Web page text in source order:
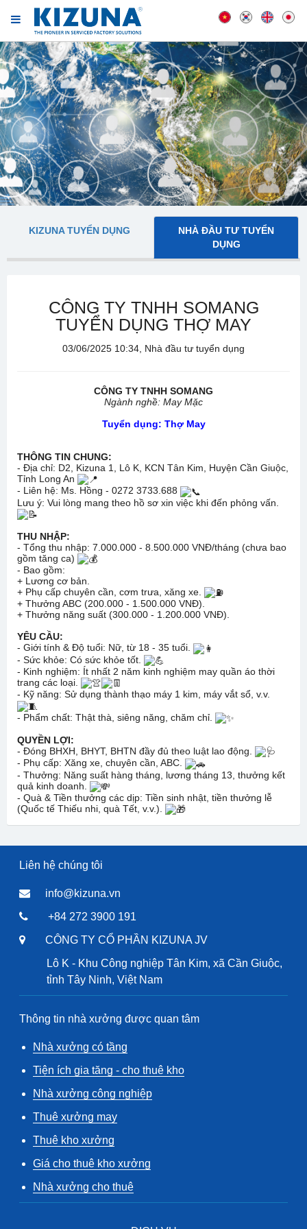
KIZUNA TUYỂN DỤNG
NHÀ ĐẦU TƯ TUYỂN
DỤNG
CÔNG TY TNHH SOMANG
TUYỂN DỤNG THỢ MAY
03/06/2025 10:34, Nhà đầu tư tuyển dụng
CÔNG TY TNHH SOMANG
Ngành nghề: May Mặc
Tuyển dụng: Thợ May
THÔNG TIN CHUNG:
- Địa chỉ: D2, Kizuna 1, Lô K, KCN Tân Kim, Huyện Cần Giuộc,
Tỉnh Long An
- Liên hệ: Ms. Hồng - 0272 3733.688
Lưu ý: Vui lòng mang theo hồ sơ xin việc khi đến phỏng vấn.
THU NHẬP:
- Tổng thu nhập: 7.000.000 - 8.500.000 VNĐ/tháng (chưa bao
gồm tăng ca)
- Bao gồm:
+ Lương cơ bản.
+ Phụ cấp chuyên cần, cơm trưa, xăng xe.
+ Thưởng ABC (200.000 - 1.500.000 VNĐ).
+ Thưởng năng suất (300.000 - 1.200.000 VNĐ).
YÊU CẦU:
- Giới tính & Độ tuổi: Nữ, từ 18 - 35 tuổi.
- Sức khỏe: Có sức khỏe tốt.
- Kinh nghiệm: Ít nhất 2 năm kinh nghiệm may quần áo thời
trang các loại.
- Kỹ năng: Sử dụng thành thạo máy 1 kim, máy vắt sổ, v.v.
- Phẩm chất: Thật thà, siêng năng, chăm chỉ.
QUYỀN LỢI:
- Đóng BHXH, BHYT, BHTN đầy đủ theo luật lao động.
- Phụ cấp: Xăng xe, chuyên cần, ABC.
- Thưởng: Năng suất hàng tháng, lương tháng 13, thưởng kết
quả kinh doanh.
- Quà & Tiền thưởng các dịp: Tiền sinh nhật, tiền thưởng lễ
(Quốc tế Thiếu nhi, quà Tết, v.v.).
Liên hệ chúng tôi
info@kizuna.vn
+84 272 3900 191
CÔNG TY CỔ PHẦN KIZUNA JV
Lô K - Khu Công nghiệp Tân Kim, xã Cần Giuộc,
tỉnh Tây Ninh, Việt Nam
Thông tin nhà xưởng được quan tâm
Nhà xưởng có tầng
Tiện ích gia tăng - cho thuê kho
Nhà xưởng công nghiệp
Thuê xưởng may
Thuê kho xưởng
Giá cho thuê kho xưởng
Nhà xưởng cho thuê